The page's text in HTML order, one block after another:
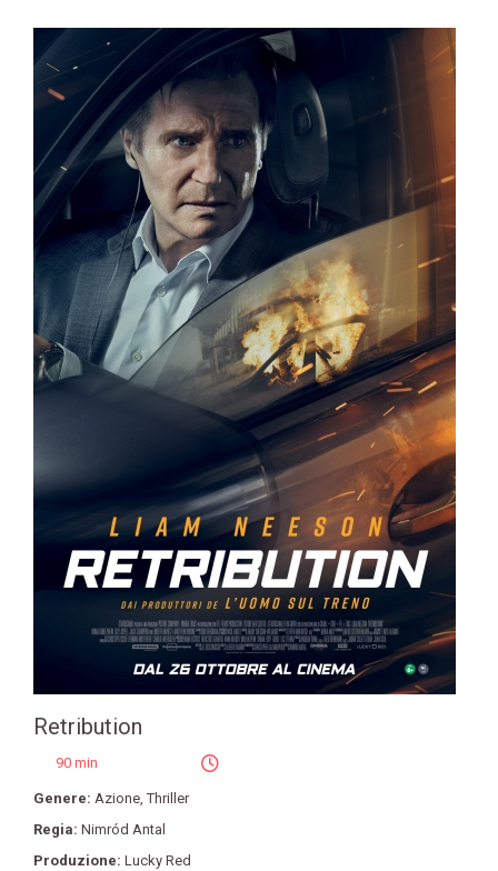
Retribution
90 min
Genere: Azione,Thriller
Regia: Nimród Antal
Produzione: Lucky Red